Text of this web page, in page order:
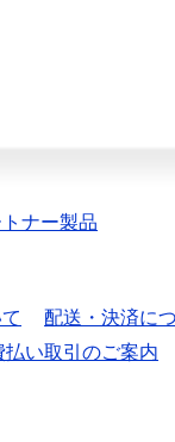
ナー製品
配送・決済に
い取引のご案内